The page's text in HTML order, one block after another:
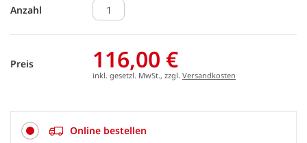
Anzahl
Preis 116,00 €
inkl. gesetzl. MwSt., zzgl. Versandkosten
Online bestellen